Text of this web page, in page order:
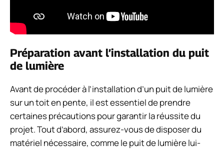
Préparation avant l’installation du puit
de lumière
Avant de procéder à l’installation d’un puit de lumière
sur un toit en pente, il est essentiel de prendre
certaines précautions pour garantir la réussite du
projet. Tout d’abord, assurez-vous de disposer du
matériel nécessaire, comme le puit de lumière lui-